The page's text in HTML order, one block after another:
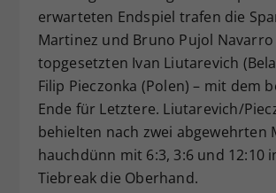
erwarteten Endspiel trafen die
Martinez und Bruno Pujol Navarro
topgesetzten Ivan Liutarevich
Filip Pieczonka (Polen) – mit dem
Ende für Letztere. Liutarevich/
behielten nach zwei abgewehrten
hauchdünn mit 6:3, 3:6 und 12:10
Tiebreak die Oberhand.